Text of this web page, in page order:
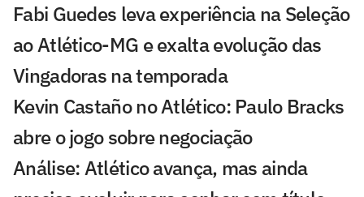
Fabi Guedes leva experiência na Seleção
ao Atlético-MG e exalta evolução das
Vingadoras na temporada
Kevin Castaño no Atlético: Paulo Bracks
abre o jogo sobre negociação
Análise: Atlético avança, mas ainda